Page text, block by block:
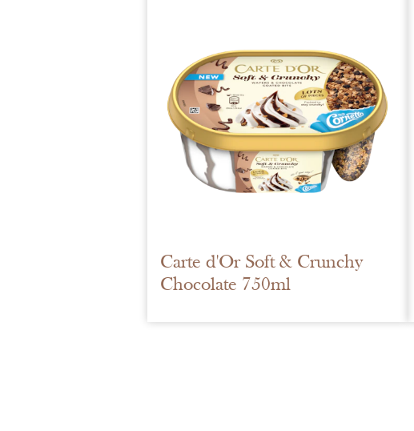
Carte d'Or Soft & Crunchy
Chocolate 750ml